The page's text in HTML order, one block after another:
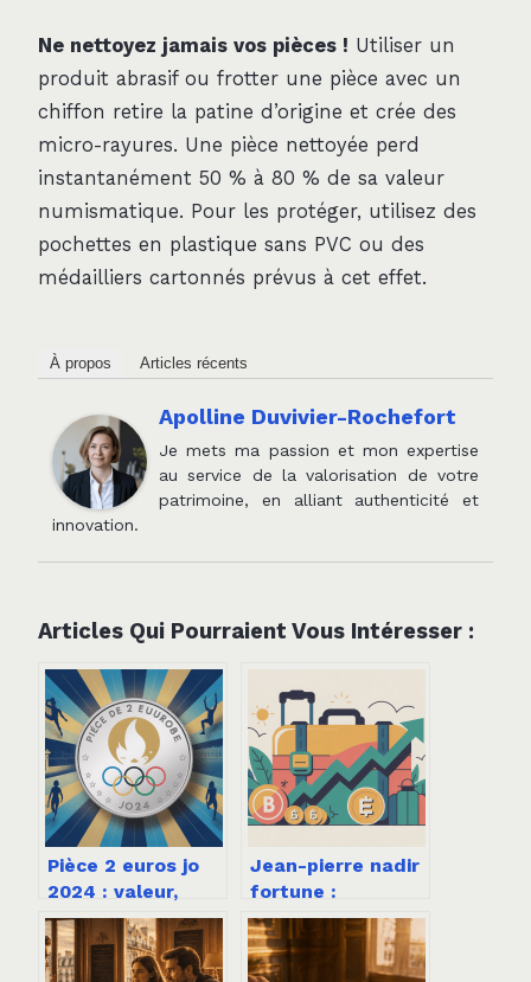
Ne nettoyez jamais vos pièces ! Utiliser un
produit abrasif ou frotter une pièce avec un
chiffon retire la patine d’origine et crée des
micro-rayures. Une pièce nettoyée perd
instantanément 50 % à 80 % de sa valeur
numismatique. Pour les protéger, utilisez des
pochettes en plastique sans PVC ou des
médailliers cartonnés prévus à cet effet.
À propos Articles récents
Apolline Duvivier-Rochefort
Je mets ma passion et mon expertise
au service de la valorisation de votre
patrimoine, en alliant authenticité et
innovation.
Articles Qui Pourraient Vous Intéresser :
Pièce 2 euros jo
2024 : valeur,
rareté et conseils
de vente
Jean-pierre nadir
fortune :
parcours, chiffres
et stratégies d’un
entrepreneur